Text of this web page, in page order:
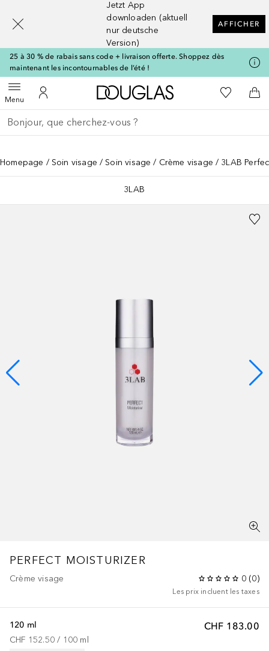
Jetzt App
downloaden (aktuell
nur deutsche
Version)
AFFICHER
25 à 30 % de rabais sans code + livraison offerte. Shoppez dès
maintenant les incontournables de l’été !
MenuOuvrir le menuVers Mon Compte
Vers l'accueil Douglas
Vers Ma
Retourner
Exécuter la recherche
Homepage Soin visage Soin visage Crème visage 3LAB
3LAB
PERFECT MOISTURIZER
Crème visage 0 (0)
Les prix incluent les taxes
CHF 183.00
120 ml
CHF 152.50 / 100 ml
[navigation.slideout.screenreader]